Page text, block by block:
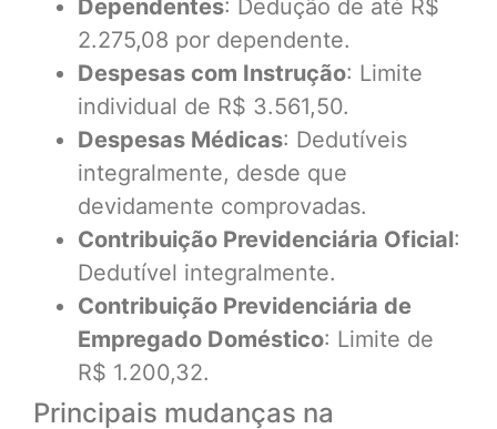
Dependentes: Dedução de até R$
2.275,08 por dependente.
Despesas com Instrução: Limite
individual de R$ 3.561,50.
Despesas Médicas: Dedutíveis
integralmente, desde que
devidamente comprovadas.
Contribuição Previdenciária Oficial:
Dedutível integralmente.
Contribuição Previdenciária de
Empregado Doméstico: Limite de
R$ 1.200,32.
Principais mudanças na